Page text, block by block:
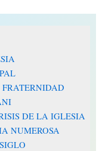
DE LA IGLESIA
NUMEROSA